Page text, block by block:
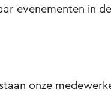
evenementen in
onze